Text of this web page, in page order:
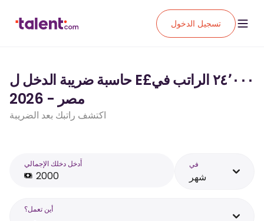
تسجيل الدخول
حاسبة ضريبة الدخل ل E£‏٢٤٬٠٠٠ الراتب في
مصر - 2026
اكتشف راتبك بعد الضريبة
أَدخل دخلك الإجمالي في
شهر
أين تعمل؟